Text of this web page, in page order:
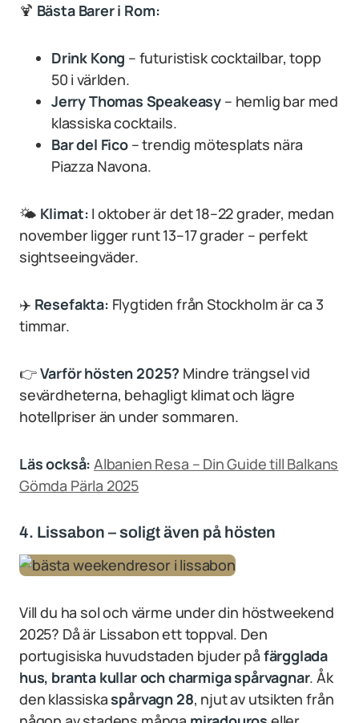
🍹 Bästa Barer i Rom:
Drink Kong – futuristisk cocktailbar, topp
50 i världen.
Jerry Thomas Speakeasy – hemlig bar med
klassiska cocktails.
Bar del Fico– trendig mötesplats nära
Piazza Navona.
🌤 Klimat: I oktober är det 18–22 grader, medan
november ligger runt 13–17 grader – perfekt
sightseeingväder.
✈️ Resefakta: Flygtiden från Stockholm är ca 3
timmar.
👉Varför hösten 2025? Mindre trängsel vid
sevärdheterna, behagligt klimat och lägre
hotellpriser än under sommaren.
Läs också: Albanien Resa – Din Guide till Balkans
Gömda Pärla 2025
4. Lissabon – soligt även på hösten
Vill du ha sol och värme under din höstweekend
2025? Då är Lissabon ett toppval. Den
portugisiska huvudstaden bjuder på färgglada
hus, branta kullar och charmiga spårvagnar. Åk
den klassiskaspårvagn 28, njut av utsikten från